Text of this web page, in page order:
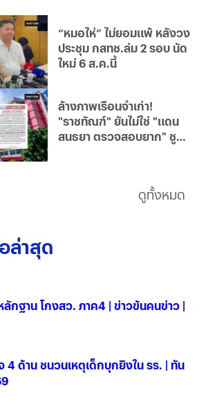
“หมอไห่” ไม่ยอมแพ้ หลังวง
ประชุม กสทช.ล่ม 2 รอบ นัด
ใหม่ 6 ส.ค.นี้
ล้างภาพเรือนจำเก่า!
"ราชทัณฑ์" ยันไม่ใช่ "แดน
สนธยา ตรวจสอบยาก" ชู
ดูทั้งหมด
ล่าสุด
ลักฐาน โกงสว. ภาค4 | ข่าวข้นคนข่าว |
ด้าน ชนวนเหตุเด็กบุกยิงใน รร. | ทัน